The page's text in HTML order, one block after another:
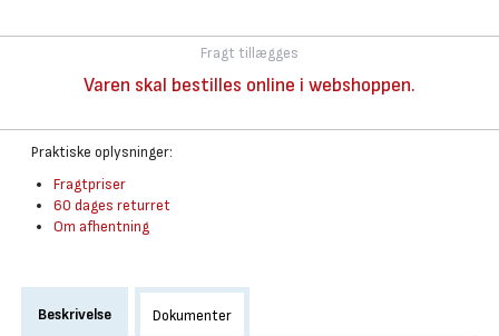
Fragt tillægges
Varen skal bestilles online i webshoppen.
Praktiske oplysninger:
Fragtpriser
60 dages returret
Om afhentning
Beskrivelse Dokumenter